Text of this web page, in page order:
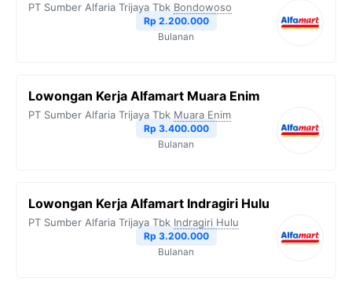
PT Sumber Alfaria Trijaya Tbk Bondowoso
Rp 2.200.000
Bulanan
Lowongan Kerja Alfamart Muara Enim
PT Sumber Alfaria Trijaya Tbk Muara Enim
Rp 3.400.000
Bulanan
Lowongan Kerja Alfamart Indragiri Hulu
PT Sumber Alfaria Trijaya Tbk Indragiri Hulu
Rp 3.200.000
Bulanan